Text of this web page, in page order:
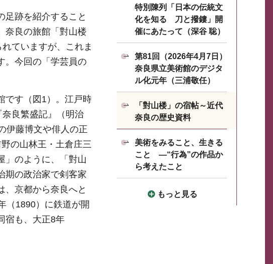
足跡を紹介すること
奈良の旅館「對山楼
ていますが、これま
。今回の「学芸員の
です（図1）。江戸時
良繁盛記』（明治
伊藤博文や俳人の正
の山林王・土倉庄三
」のように、「對山
期の政治家で剣客家
、京都から奈良へと
（1890）に鉄道が開
宿も、大正8年
特別陳列「日本の伝統文
化を知る 刀と撥鏤」開
催にあたって（深谷 聡）
第81回（2026年4月7日）
奈良県立美術館のデジタ
ル化元年（三浦敬任）
「對山楼」の宿帖～近代
奈良の歴史資料
美術をみること、生きる
こと ―“行為”の作品か
ら考えたこと
もっと見る